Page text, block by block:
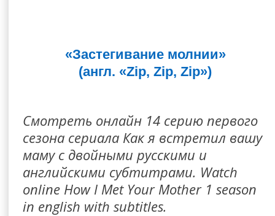
«Застегивание молнии»
(англ. «Zip, Zip, Zip»)
Смотреть онлайн 14 серию первого
сезона сериала Как я встретил вашу
маму с двойными русскими и
английскими субтитрами. Watch
online How I Met Your Mother 1 season
in english with subtitles.